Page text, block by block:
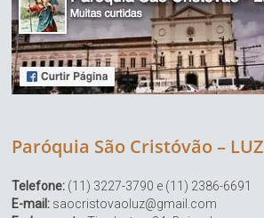
Paróquia São Cristóvão – LUZ
Telefone: (11) 3227-3790 e (11) 2386-6691
E-mail: saocristovaoluz@gmail.com